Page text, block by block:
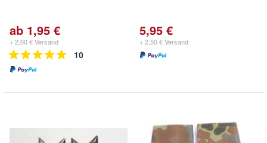
ab 1,95 €
+ 2,00 € Versand
10
5,95 €
+ 2,50 € Versand